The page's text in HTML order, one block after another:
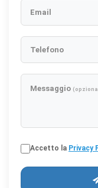
Email
Telefono
Messaggio
Accetto la Privacy